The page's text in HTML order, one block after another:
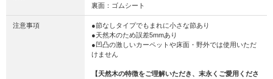
裏面：ゴムシート
注意事項
●節なしタイプでもまれに小さな節あり
●天然木のため誤差5mmあり
●凹凸の激しいカーペットや床面・野外では使用いただ
けません
【天然木の特徴をご理解いただき、末永くご愛用くださ